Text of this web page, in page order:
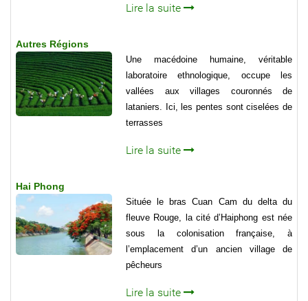
Lire la suite
Autres Régions
Une macédoine humaine, véritable
laboratoire ethnologique, occupe les
vallées aux villages couronnés de
lataniers. Ici, les pentes sont ciselées de
terrasses
Lire la suite
Hai Phong
Située le bras Cuan Cam du delta du
fleuve Rouge, la cité d’Haiphong est née
sous la colonisation française, à
l’emplacement d’un ancien village de
pêcheurs
Lire la suite